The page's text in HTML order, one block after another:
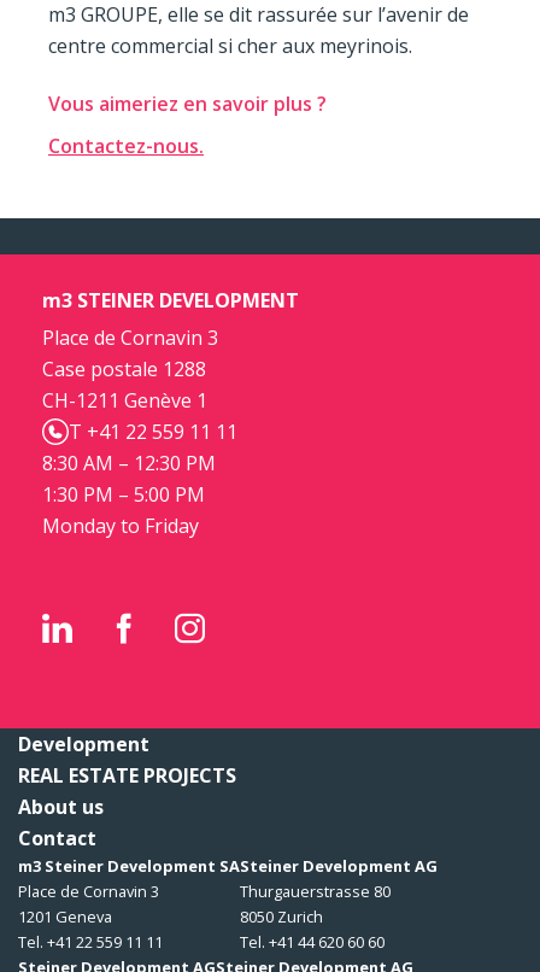
m3 GROUPE, elle se dit rassurée sur l’avenir de
centre commercial si cher aux meyrinois.
Vous aimeriez en savoir plus ?
Contactez-nous.
m3 STEINER DEVELOPMENT
Place de Cornavin 3
Case postale 1288
CH-1211 Genève 1
T +41 22 559 11 11
8:30 AM – 12:30 PM
1:30 PM – 5:00 PM
Monday to Friday
Development
REAL ESTATE PROJECTS
About us
Contact
m3 Steiner Development SA
Place de Cornavin 3
1201 Geneva
Tel. +41 22 559 11 11
Steiner Development AG
Thurgauerstrasse 80
8050 Zurich
Tel. +41 44 620 60 60
Steiner Development AGSteiner Development AG